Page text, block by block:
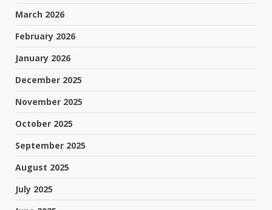
March 2026
February 2026
January 2026
December 2025
November 2025
October 2025
September 2025
August 2025
July 2025